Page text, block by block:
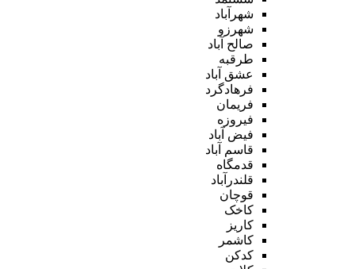
شهرآباد
شهرزو
صالح آباد
طرقبه
عشق آباد
فرهادگرد
فریمان
فیروزه
فیض آباد
قاسم آباد
قدمگاه
قلندرآباد
قوچان
کاخک
کاریز
کاشمر
کدکن